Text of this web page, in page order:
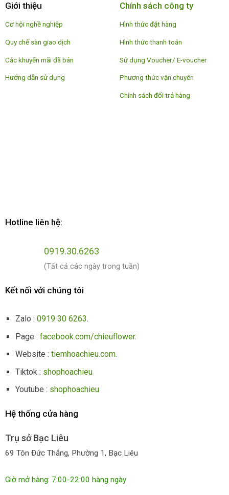
Giới thiệu
Cơ hội nghề nghiệp
Quy chế sàn giao dịch
Các khuyến mãi đã bán
Hướng dẫn sử dụng
Chính sách công ty
Hình thức đặt hàng
Hình thức thanh toán
Sử dụng Voucher/ E-voucher
Phương thức vận chuyên
Chính sách đổi trả hàng
Hotline liên hệ:
0919.30.6263
(Tất cả các ngày trong tuần)
Kết nối với chúng tôi
Zalo :0919 30 6263.
Page :facebook.com/chieuflower.
Website :tiemhoachieu.com.
Tiktok : shophoachieu
Youtube : shophoachieu
Hệ thống cửa hàng
Trụ sở Bạc Liêu
69 Tôn Đức Thắng, Phường 1, Bạc Liêu
Giờ mở hàng: 7:00-22:00 hàng ngày